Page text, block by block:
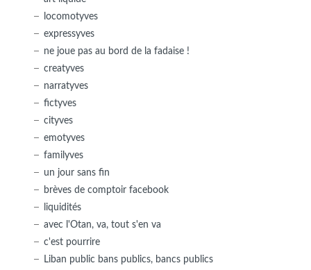
locomotyves
expressyves
ne joue pas au bord de la fadaise !
creatyves
narratyves
fictyves
cityves
emotyves
familyves
un jour sans fin
brèves de comptoir facebook
liquidités
avec l'Otan, va, tout s'en va
c'est pourrire
Liban public bans publics, bancs publics